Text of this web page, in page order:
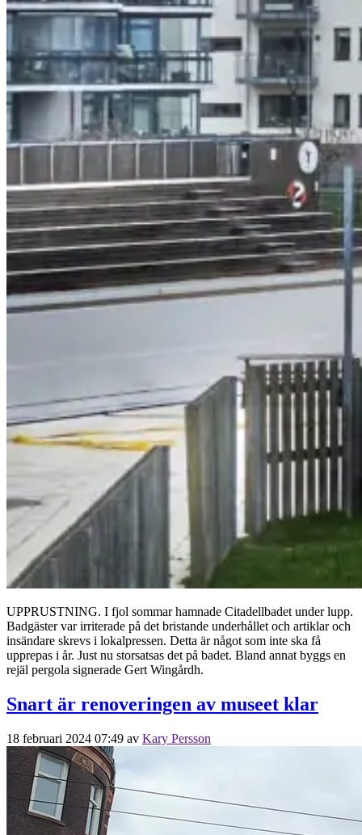
UPPRUSTNING. I fjol sommar hamnade Citadellbadet under lupp.
Badgäster var irriterade på det bristande underhållet och artiklar och
insändare skrevs i lokalpressen. Detta är något som inte ska få
upprepas i år. Just nu storsatsas det på badet. Bland annat byggs en
rejäl pergola signerade Gert Wingårdh.
Snart är renoveringen av museet klar
18 februari 2024 07:49 av Kary Persson